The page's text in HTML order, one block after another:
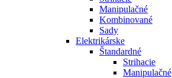
Manipulačné
Kombinované
Sady
Elektrikárske
Štandardné
Strihacie
Manipulačné